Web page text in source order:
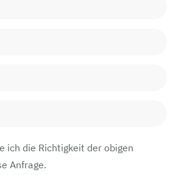
ich die Richtigkeit der obigen
Anfrage.